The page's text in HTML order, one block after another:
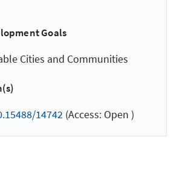
Goals
Cities and Communities
14742 (Access: Open )